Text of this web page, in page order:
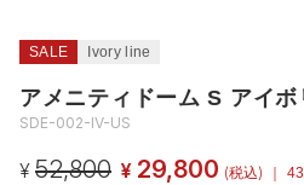
SALE Ivory line
アメニティドーム S アイボ
SDE-002-IV-US
¥ 52,800 ¥ 29,800 (税込) ｜